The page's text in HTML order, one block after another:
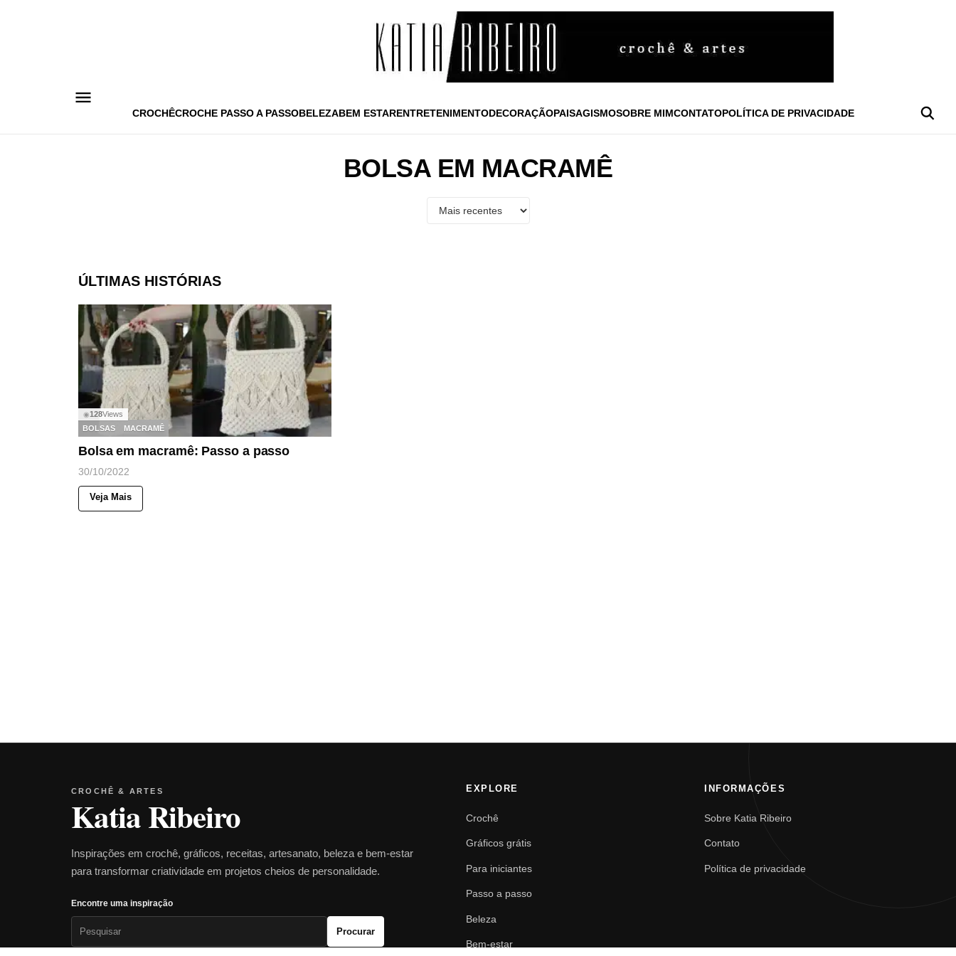
CROCHÊCROCHE PASSO A PASSOBELEZABEM ESTARENTRETENIMENTODECORAÇÃOPAISAGISMOSOBRE MIMCONTATOPOLÍTICA DE PRIVACIDADE
BOLSA EM MACRAMÊ
ÚLTIMAS HISTÓRIAS
◉128Views
BOLSAS
MACRAMÊ
Bolsa em macramê: Passo a passo
30/10/2022
Veja Mais
CROCHÊ & ARTES
Katia Ribeiro
Inspirações em crochê, gráficos, receitas, artesanato, beleza e bem-estar
para transformar criatividade em projetos cheios de personalidade.
Encontre uma inspiração
Procurar
EXPLORE
Crochê
Gráficos grátis
Para iniciantes
Passo a passo
Beleza
Bem-estar
INFORMAÇÕES
Sobre Katia Ribeiro
Contato
Política de privacidade